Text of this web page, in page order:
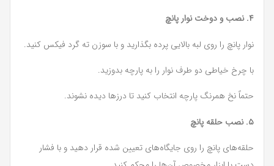
۴. نصب و دوخت نوار پانچ
نوار پانچ را روی لبه بالایی پرده بگذارید و با سوزن ته گرد فیکس کنید.
با چرخ خیاطی دو طرف نوار را به پارچه بدوزید.
حتماً نخ همرنگ پارچه انتخاب کنید تا درزها دیده نشوند.
۵. نصب حلقه پانچ
حلقه‌های پانچ را روی جایگاه‌های تعیین شده قرار دهید و با فشار